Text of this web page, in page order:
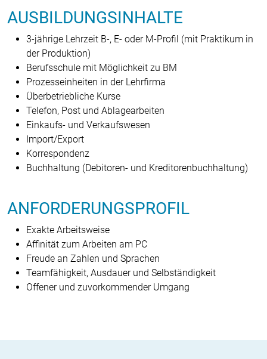
AUSBILDUNGSINHALTE
3-jährige Lehrzeit B-, E- oder M-Profil (mit Praktikum in
der Produktion)
Berufsschule mit Möglichkeit zu BM
Prozesseinheiten in der Lehrfirma
Überbetriebliche Kurse
Telefon, Post und Ablagearbeiten
Einkaufs- und Verkaufswesen
Import/Export
Korrespondenz
Buchhaltung (Debitoren- und Kreditoren­buchhaltung)
ANFORDERUNGSPROFIL
Exakte Arbeitsweise
Affinität zum Arbeiten am PC
Freude an Zahlen und Sprachen
Teamfähigkeit, Ausdauer und Selbständigkeit
Offener und zuvorkommender Umgang